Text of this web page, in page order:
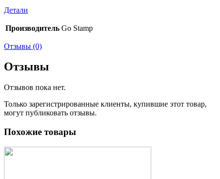
Детали
Производитель Go Stamp
Отзывы (0)
Отзывы
Отзывов пока нет.
Только зарегистрированные клиенты, купившие этот товар,
могут публиковать отзывы.
Похожие товары